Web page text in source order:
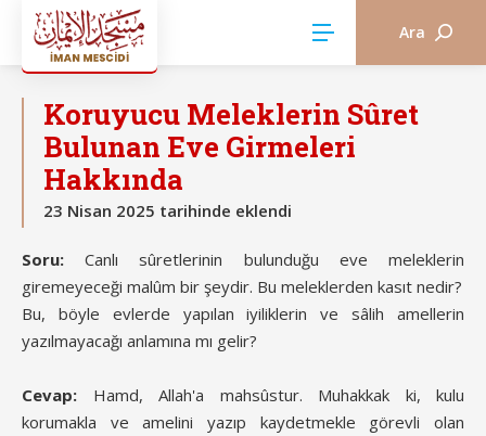
Ara
AKÎDE
Koruyucu Meleklerin Sûret
Bulunan Eve Girmeleri
Hakkında
23 Nisan 2025 tarihinde eklendi
Soru: Canlı sûretlerinin bulunduğu eve meleklerin
giremeyeceği malûm bir şeydir. Bu meleklerden kasıt nedir?
Bu, böyle evlerde yapılan iyiliklerin ve sâlih amellerin
yazılmayacağı anlamına mı gelir?
Cevap: Hamd, Allah'a mahsûstur. Muhakkak ki, kulu
korumakla ve amelini yazıp kaydetmekle görevli olan